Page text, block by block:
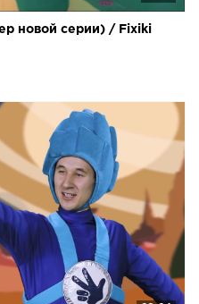
новой серии) / Fixiki